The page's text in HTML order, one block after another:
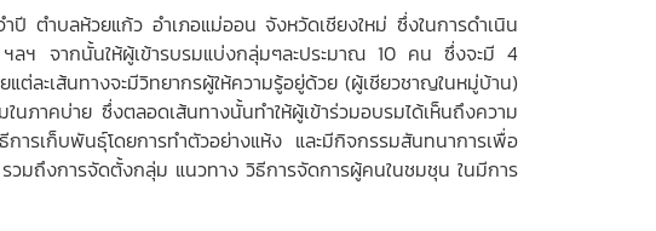
ำบลห้วยแก้ว อำเภอแม่ออน จังหวัดเชียงใหม่ ซึ่งในการดำเนิน
ลฯ จากนั้นให้ผู้เข้ารบรมแบ่งกลุ่มๆละประมาณ 10 คน ซึ่งจะมี 4
ละเส้นทางจะมีวิทยากรผู้ให้ความรู้อยู่ด้วย (ผู้เชียวชาญในหมู่บ้าน)
าคบ่าย ซึ่งตลอดเส้นทางนั้นทำให้ผู้เข้าร่วมอบรมได้เห็นถึงความ
รเก็บพันธุ์โดยการทำตัวอย่างแห้ง และมีกิจกรรมสันทนาการเพื่อ
มถึงการจัดตั้งกลุ่ม แนวทาง วิธีการจัดการผู้คนในชมชุน ในมีการ